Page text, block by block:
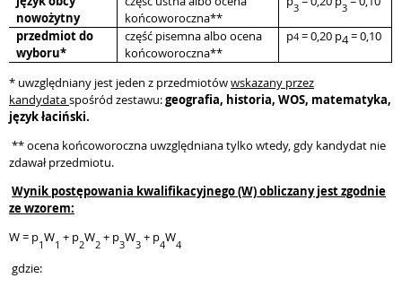
nowożytny
końcoworoczna**
3 3
przedmiot do
wyboru*
część pisemna albo ocena
końcoworoczna**
p4 = 0,20 p4= 0,10
* uwzględniany jest jeden z przedmiotówwskazany przez
kandydataspośród zestawu:geografia, historia, WOS, matematyka,
język łaciński.
** ocena końcoworoczna uwzględniana tylko wtedy, gdy kandydat nie
zdawał przedmiotu.
Wynik postępowania kwalifikacyjnego (W) obliczany jest zgodnie
ze wzorem:
W = p1W1 + p2W2 + p3W3 + p4W4
gdzie: